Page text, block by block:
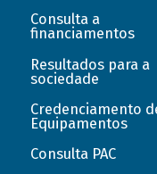
Consulta a
financiamentos
Resultados para a
sociedade
Credenciamento
Equipamentos
Consulta PAC